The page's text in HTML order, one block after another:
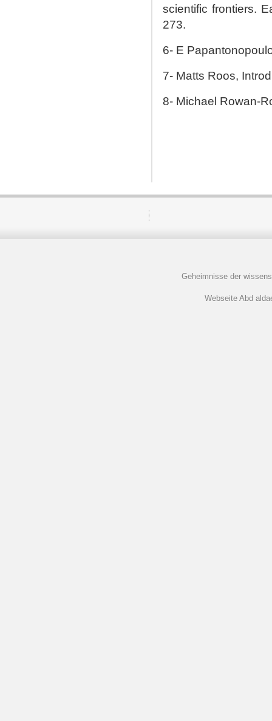
scientific frontiers.
273.
6- E
7- Matts Roos,
8- Michael Rowan-
Geheimnisse der
Webseite Abd